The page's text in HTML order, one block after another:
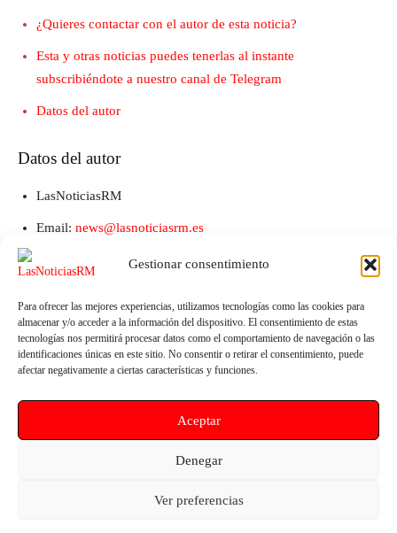
Gestionar consentimiento
Para ofrecer las mejores experiencias, utilizamos tecnologías como las cookies para
almacenar y/o acceder a la información del dispositivo. El consentimiento de estas
tecnologías nos permitirá procesar datos como el comportamiento de navegación o las
identificaciones únicas en este sitio. No consentir o retirar el consentimiento, puede
afectar negativamente a ciertas características y funciones.
Aceptar
Denegar
Ver preferencias
¿Quieres contactar con el autor de esta noticia?
Esta y otras noticias puedes tenerlas al instante
subscribiéndote a nuestro canal de Telegram
Datos del autor
Datos del autor
LasNoticiasRM
Email: news@lasnoticiasrm.es
Teléfono y Whatsapp: 641387053
española con la luz de Sorolla
millones los fondos europeos